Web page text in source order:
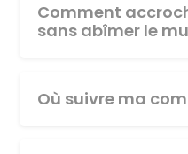
Comment
sans abîmer le
Où suivre ma